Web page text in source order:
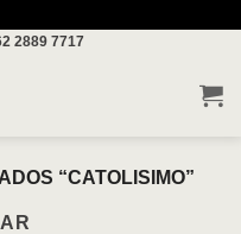
2889 7717
“CATOLISIMO”